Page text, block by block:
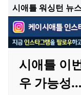
시애틀 워싱턴 뉴
시애틀 이
우 가능성…